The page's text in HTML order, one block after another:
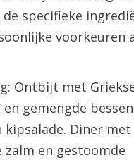
specifieke
voorkeuren
Ontbijt met
gemengde
kipsalade. Diner met
zalm en gestoomde